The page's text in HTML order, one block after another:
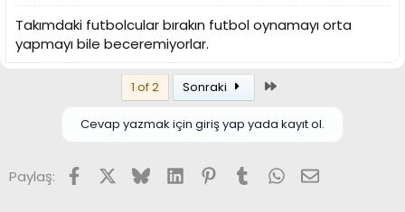
Takımdaki futbolcular bırakın futbol oynamayı orta
yapmayı bile beceremiyorlar.
1 of 2 Sonraki
Cevap yazmak için giriş yap yada kayıt ol.
Paylaş: FacebookX (Twitter)
BlueskyLinkedInPinterest
TumblrWhatsApp
E-posta